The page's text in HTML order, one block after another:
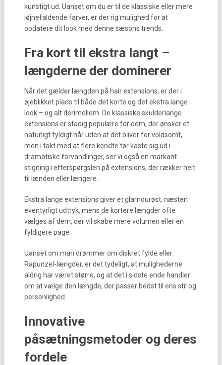
kunstigt ud. Uanset om du er til de klassiske eller mere
iøjnefaldende farver, er der rig mulighed for at
opdatere dit look med denne sæsons trends.
Fra kort til ekstra langt –
længderne der dominerer
Når det gælder længden på hair extensions, er der i
øjeblikket plads til både det korte og det ekstra lange
look – og alt derimellem. De klassiske skulderlange
extensions er stadig populære for dem, der ønsker et
naturligt fyldigt hår uden at det bliver for voldsomt,
men i takt med at flere kendte tør kaste sig ud i
dramatiske forvandlinger, ser vi også en markant
stigning i efterspørgslen på extensions, der rækker helt
til lænden eller længere.
Ekstra lange extensions giver et glamourøst, næsten
eventyrligt udtryk, mens de kortere længder ofte
vælges af dem, der vil skabe mere volumen eller en
fyldigere page.
Uanset om man drømmer om diskret fylde eller
Rapunzel-længder, er det tydeligt, at mulighederne
aldrig har været større, og at det i sidste ende handler
om at vælge den længde, der passer bedst til ens stil og
personlighed.
Innovative
påsætningsmetoder og deres
fordele